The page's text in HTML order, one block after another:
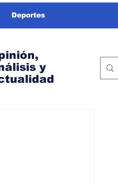
Deportes
y